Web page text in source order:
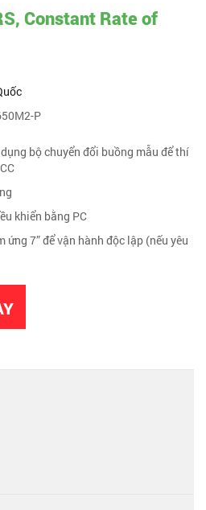
Constant Rate of
P
bộ chuyển đổi buồng mẫu để thí
khiển bằng PC
ứng 7” để vận hành độc lập (nếu yêu